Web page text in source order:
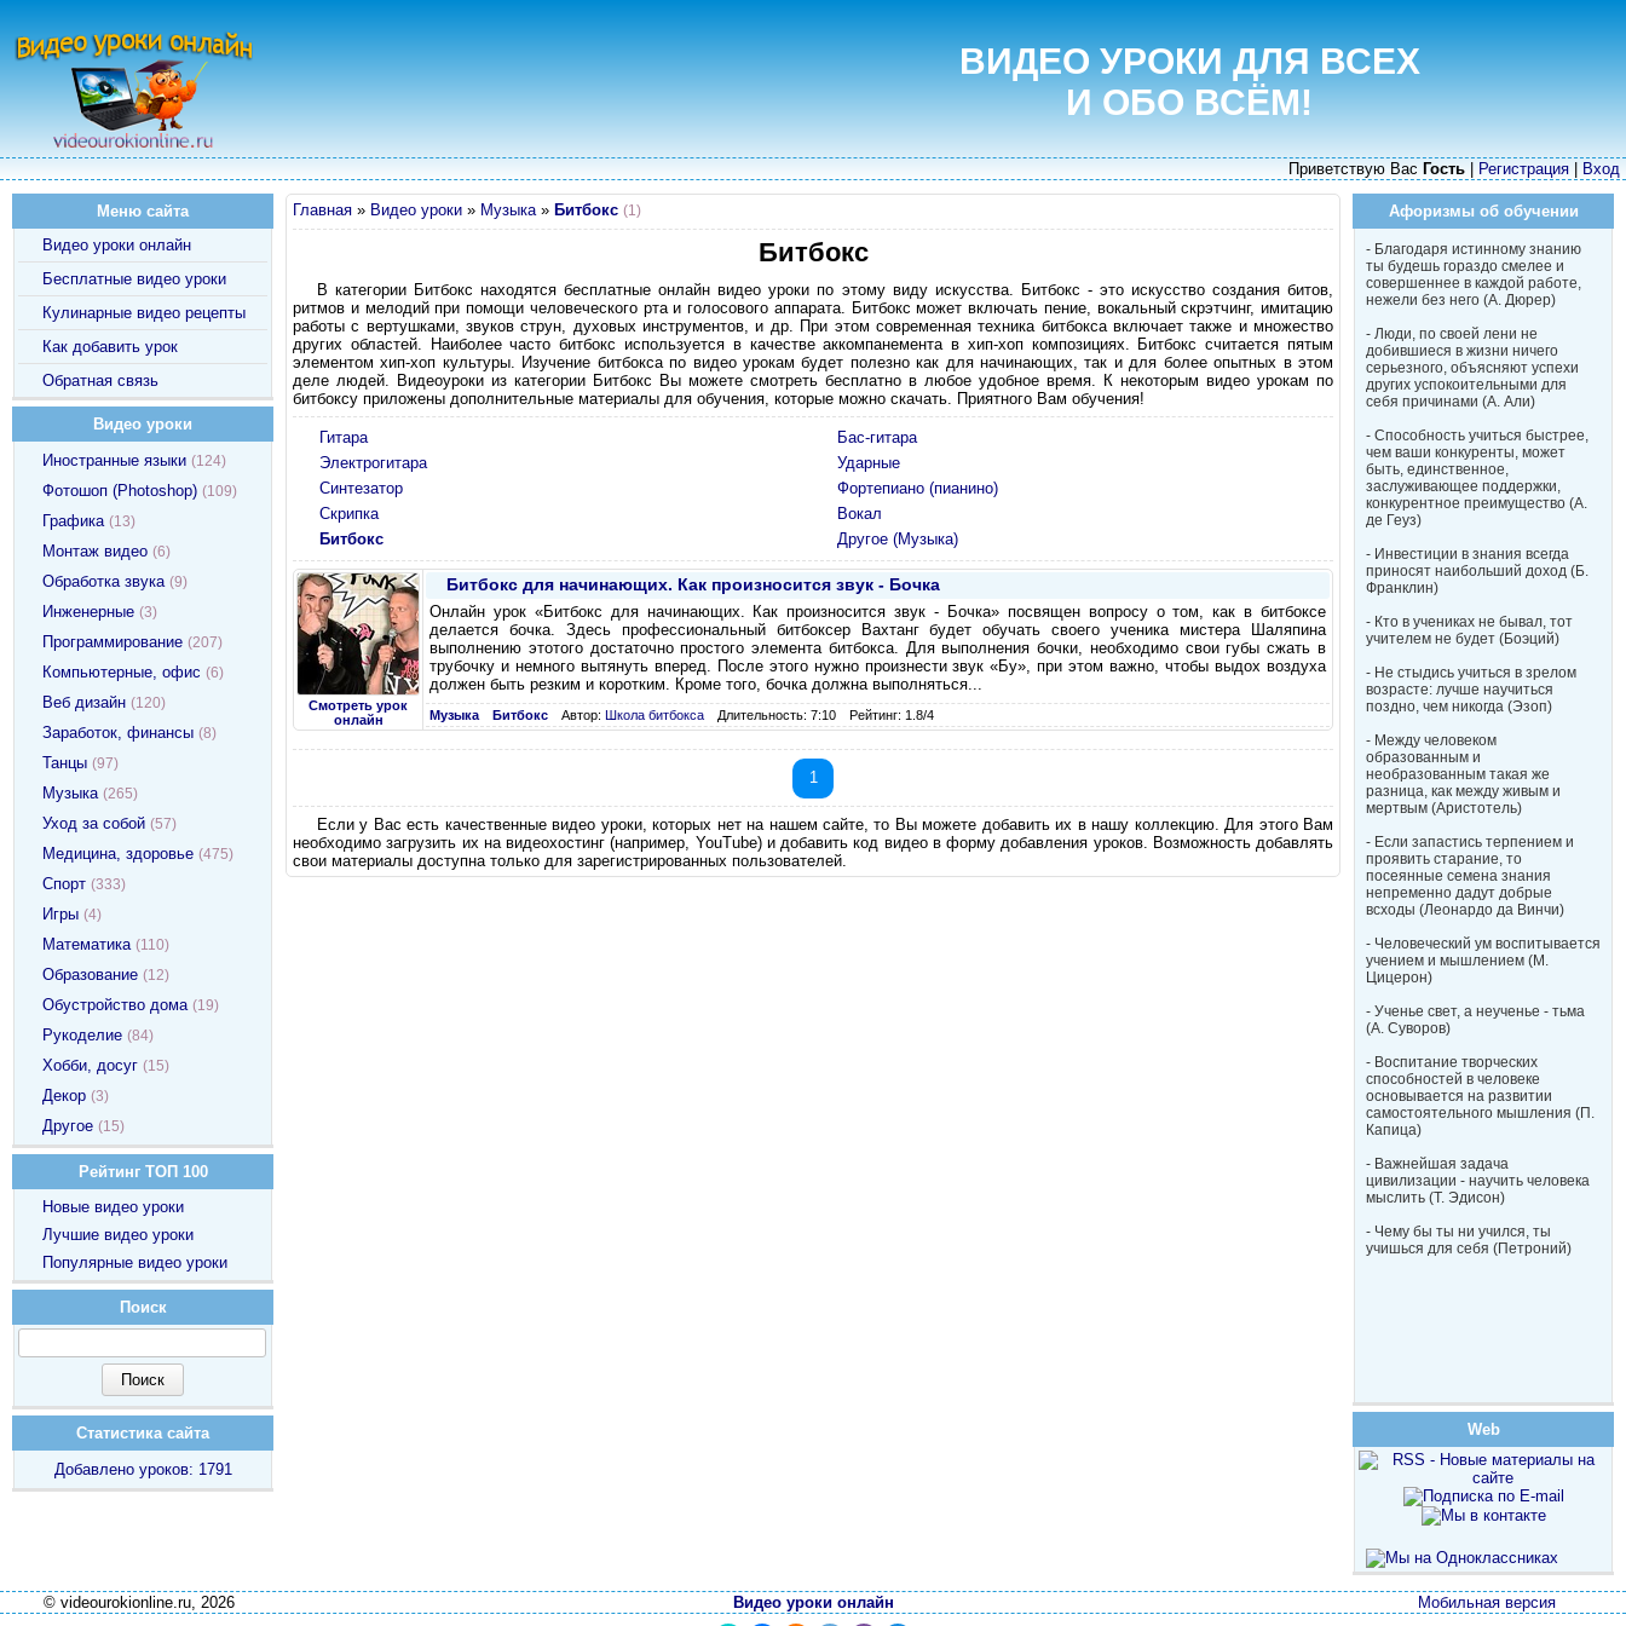
ВИДЕО УРОКИ ДЛЯ ВСЕХ
И ОБО ВСЁМ!
Приветствую Вас Гость Регистрация Вход
Главная » Видео уроки » Музыка» Битбокс (1)
Битбокс
В категории Битбокс находятся бесплатные онлайн видео уроки по этому виду искусства. Битбокс - это искусство создания битов,
ритмов и мелодий при помощи человеческого рта и голосового аппарата. Битбокс может включать пение, вокальный скрэтчинг, имитацию
работы с вертушками, звуков струн, духовых инструментов, и др. При этом современная техника битбокса включает также и множество
других областей. Наиболее часто битбокс используется в качестве аккомпанемента в хип-хоп композициях. Битбокс считается пятым
элементом хип-хоп культуры. Изучение битбокса по видео урокам будет полезно как для начинающих, так и для более опытных в этом
деле людей. Видеоуроки из категории Битбокс Вы можете смотреть бесплатно в любое удобное время. К некоторым видео урокам по
битбоксу приложены дополнительные материалы для обучения, которые можно скачать. Приятного Вам обучения!
Гитара
Бас-гитара
Электрогитара
Ударные
Синтезатор
Фортепиано (пианино)
Скрипка
Вокал
Битбокс
Другое (Музыка)
Смотреть урок
онлайн
Битбокс для начинающих. Как произносится звук - Бочка
Онлайн урок «Битбокс для начинающих. Как произносится звук - Бочка» посвящен вопросу о том, как в битбоксе
делается бочка. Здесь профессиональный битбоксер Вахтанг будет обучать своего ученика мистера Шаляпина
выполнению этотого достаточно простого элемента битбокса. Для выполнения бочки, необходимо свои губы сжать в
трубочку и немного вытянуть вперед. После этого нужно произнести звук «Бу», при этом важно, чтобы выдох воздуха
должен быть резким и коротким. Кроме того, бочка должна выполняться...
Музыка Битбокс Автор: Школа битбокса Длительность: 7:10 Рейтинг: 1.8/4
1
Если у Вас есть качественные видео уроки, которых нет на нашем сайте, то Вы можете добавить их в нашу коллекцию. Для этого Вам
необходимо загрузить их на видеохостинг (например, YouTube) и добавить код видео в форму добавления уроков. Возможность добавлять
свои материалы доступна только для зарегистрированных пользователей.
Меню сайта
Видео уроки онлайн
Бесплатные видео уроки
Кулинарные видео рецепты
Как добавить урок
Обратная связь
Видео уроки
Иностранные языки (124)
Фотошоп (Photoshop) (109)
Графика (13)
Монтаж видео (6)
Обработка звука (9)
Инженерные (3)
Программирование (207)
Компьютерные, офис (6)
Веб дизайн (120)
Заработок, финансы (8)
Танцы (97)
Музыка (265)
Уход за собой (57)
Медицина, здоровье (475)
Спорт (333)
Игры (4)
Математика (110)
Образование (12)
Обустройство дома (19)
Рукоделие (84)
Хобби, досуг (15)
Декор (3)
Другое (15)
Рейтинг ТОП 100
Новые видео уроки
Лучшие видео уроки
Популярные видео уроки
Поиск
Статистика сайта
Добавлено уроков: 1791
Афоризмы об обучении
- Благодаря истинному знанию
ты будешь гораздо смелее и
совершеннее в каждой работе,
нежели без него (А. Дюрер)
- Люди, по своей лени не
добившиеся в жизни ничего
серьезного, объясняют успехи
других успокоительными для
себя причинами (А. Али)
- Способность учиться быстрее,
чем ваши конкуренты, может
быть, единственное,
заслуживающее поддержки,
конкурентное преимущество (А.
де Геуз)
- Инвестиции в знания всегда
приносят наибольший доход (Б.
Франклин)
- Кто в учениках не бывал, тот
учителем не будет (Боэций)
- Не стыдись учиться в зрелом
возрасте: лучше научиться
поздно, чем никогда (Эзоп)
- Между человеком
образованным и
необразованным такая же
разница, как между живым и
мертвым (Аристотель)
- Если запастись терпением и
проявить старание, то
посеянные семена знания
непременно дадут добрые
всходы (Леонардо да Винчи)
- Человеческий ум воспитывается
учением и мышлением (М.
Цицерон)
- Ученье свет, а неученье - тьма
(А. Суворов)
- Воспитание творческих
способностей в человеке
основывается на развитии
самостоятельного мышления (П.
Капица)
- Важнейшая задача
цивилизации - научить человека
мыслить (Т. Эдисон)
- Чему бы ты ни учился, ты
учишься для себя (Петроний)
Web
© videourokionline.ru, 2026 Мобильная версия
Видео уроки онлайн